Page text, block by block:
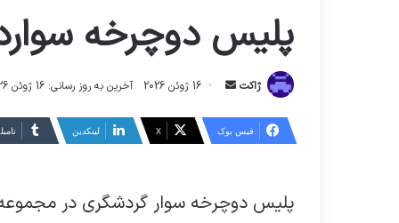
پلیس دوچرخه
ژاکت
ارسال 16 ژوئن 2026 آخرین به روز رسانی: 16 ژوئن 2026
فیس بوک X لینکدین
پلیس دوچرخه سوار گردشگری در مجموعه